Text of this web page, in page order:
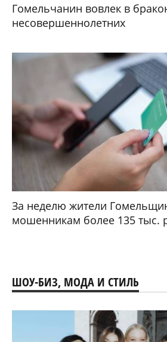
Гомельчанин вовлек в
несовершеннолетних
За неделю жители
мошенникам более 135 тыс.
ШОУ-БИЗ, МОДА И СТИЛЬ